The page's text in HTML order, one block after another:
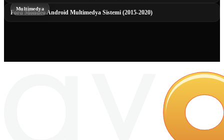
Ford Mondeo Android Multimedya Sistemi (2015-2020)
Multimedya